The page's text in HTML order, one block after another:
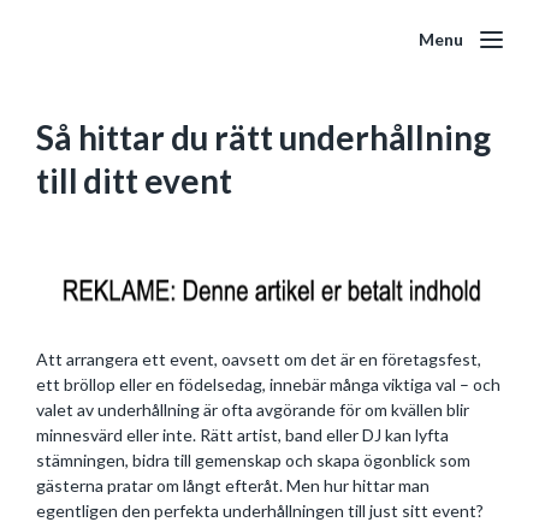
Menu
Så hittar du rätt underhållning
till ditt event
Att arrangera ett event, oavsett om det är en företagsfest,
ett bröllop eller en födelsedag, innebär många viktiga val – och
valet av underhållning är ofta avgörande för om kvällen blir
minnesvärd eller inte. Rätt artist, band eller DJ kan lyfta
stämningen, bidra till gemenskap och skapa ögonblick som
gästerna pratar om långt efteråt. Men hur hittar man
egentligen den perfekta underhållningen till just sitt event?